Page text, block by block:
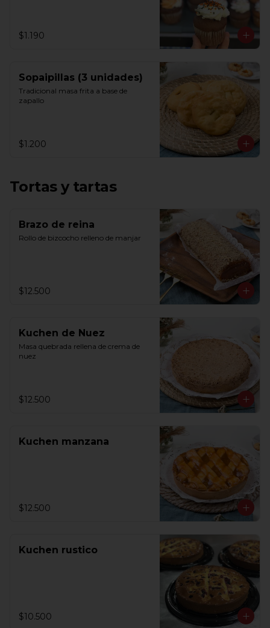
$1.190
Sopaipillas (3 unidades)
Tradicional masa frita a base de
zapallo
$1.200
Tortas y tartas
Brazo de reina
Rollo de bizcocho relleno de manjar
$12.500
Kuchen de Nuez
Masa quebrada rellena de crema de
nuez
$12.500
Kuchen manzana
$12.500
Kuchen rustico
$10.500